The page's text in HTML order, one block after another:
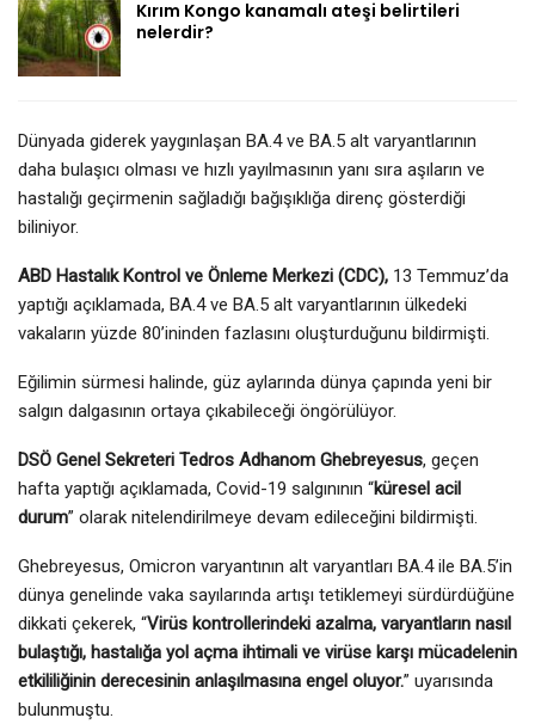
Kırım Kongo kanamalı ateşi belirtileri
nelerdir?
Dünyada giderek yaygınlaşan BA.4 ve BA.5 alt varyantlarının
daha bulaşıcı olması ve hızlı yayılmasının yanı sıra aşıların ve
hastalığı geçirmenin sağladığı bağışıklığa direnç gösterdiği
biliniyor.
ABD Hastalık Kontrol ve Önleme Merkezi (CDC), 13 Temmuz’da
yaptığı açıklamada, BA.4 ve BA.5 alt varyantlarının ülkedeki
vakaların yüzde 80’ininden fazlasını oluşturduğunu bildirmişti.
Eğilimin sürmesi halinde, güz aylarında dünya çapında yeni bir
salgın dalgasının ortaya çıkabileceği öngörülüyor.
DSÖ Genel Sekreteri Tedros Adhanom Ghebreyesus, geçen
hafta yaptığı açıklamada, Covid-19 salgınının “küresel acil
durum” olarak nitelendirilmeye devam edileceğini bildirmişti.
Ghebreyesus, Omicron varyantının alt varyantları BA.4 ile BA.5’in
dünya genelinde vaka sayılarında artışı tetiklemeyi sürdürdüğüne
dikkati çekerek, “Virüs kontrollerindeki azalma, varyantların nasıl
bulaştığı, hastalığa yol açma ihtimali ve virüse karşı mücadelenin
etkililiğinin derecesinin anlaşılmasına engel oluyor.” uyarısında
bulunmuştu.